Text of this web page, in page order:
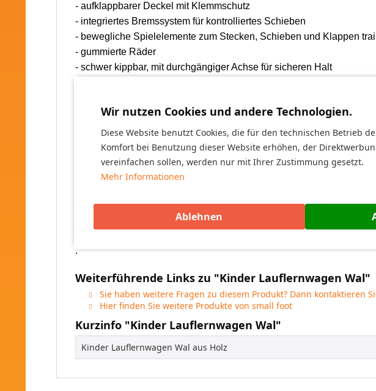
- aufklappbarer Deckel mit Klemmschutz
- integriertes Bremssystem für kontrolliertes Schieben
- bewegliche Spielelemente zum Stecken, Schieben und Klappen
- gummierte Räder
- schwer kippbar, mit durchgängiger Achse für sicheren Halt
- Griffhöhe ca. 41 cm
- Maße in cm: ca. 42 x 39 x 42 cm
- Gewicht inkl. Verpackung: ca. 5,9 kg
Altersempfehlung: Für Kinder ab 12 Monaten geeignet.
Achtung! Nur für den Hausgebrauch. Erstickungsgefahr durch
Aufsicht von Erwachsenen.
.
Weiterführende Links zu "Kinder Lauflernwagen Wal"
Sie haben weitere Fragen zu diesem Produkt? Dann kontaktieren
Hier finden Sie weitere Produkte von small foot
Kurzinfo "Kinder Lauflernwagen Wal"
Kinder Lauflernwagen Wal aus Holz
Wir nutzen Cookies und andere Technologien.
Diese Website benutzt Cookies, die für den technischen Betrieb
Komfort bei Benutzung dieser Website erhöhen, der
vereinfachen sollen, werden nur mit Ihrer Zustimmung gesetzt.
Mehr Informationen
Ablehnen